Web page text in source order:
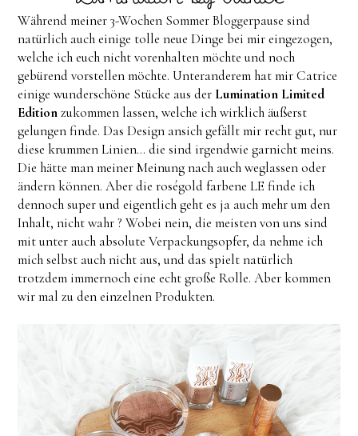
Während meiner 3-Wochen Sommer Bloggerpause sind
natürlich auch einige tolle neue Dinge bei mir eingezogen,
welche ich euch nicht vorenhalten möchte und noch
gebürend vorstellen möchte. Unteranderem hat mir Catrice
einige wunderschöne Stücke aus der Lumination Limited
Editionzukommen lassen, welche ich wirklich äußerst
gelungen finde. Das Design ansich gefällt mir recht gut, nur
diese krummen Linien... die sind irgendwie garnicht meins.
Die hätte man meiner Meinung nach auch weglassen oder
ändern können. Aber die roségold farbene LE finde ich
dennoch super und eigentlich geht es ja auch mehr um den
Inhalt, nicht wahr ? Wobei nein, die meisten von uns sind
mit unter auch absolute Verpackungsopfer, da nehme ich
mich selbst auch nicht aus, und das spielt natürlich
trotzdem immernoch eine echt große Rolle. Aber kommen
wir mal zu den einzelnen Produkten.